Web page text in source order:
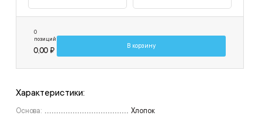
0
позиций
0,00 ₽
В корзину
Характеристики:
Основа:
Хлопок